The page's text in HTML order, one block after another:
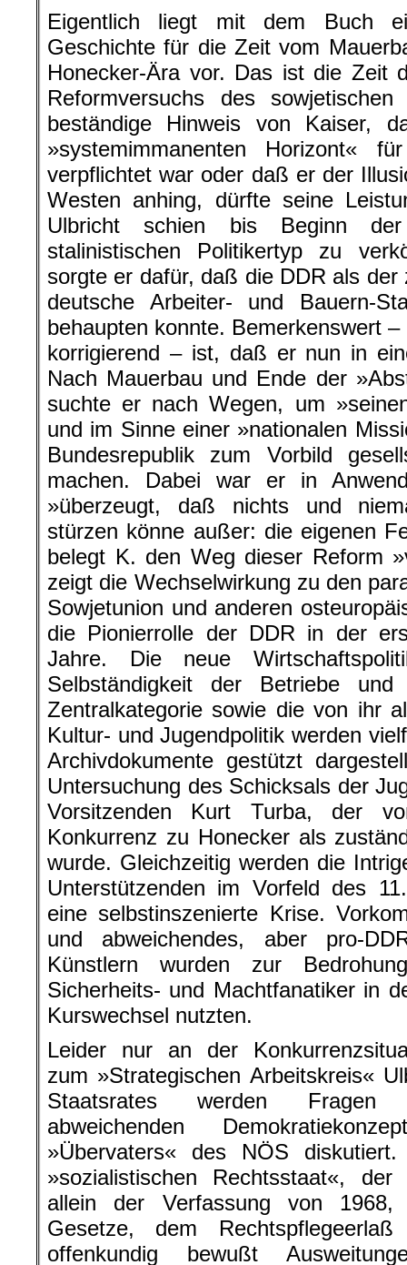
Eigentlich liegt mit dem Buch
Geschichte für die Zeit vom
Honecker-Ära vor. Das ist die Zeit
Reformversuchs des
beständige Hinweis von Kaiser,
»systemimmanenten Horizont«
verpflichtet war oder daß er der
Westen anhing, dürfte seine
Ulbricht schien bis Beginn
stalinistischen Politikertyp zu
sorgte er dafür, daß die DDR als
deutsche Arbeiter- und Bauern-
behaupten konnte. Bemerkenswert
korrigierend – ist, daß er nun in
Nach Mauerbau und Ende der
suchte er nach Wegen, um
und im Sinne einer »nationalen
Bundesrepublik zum Vorbild
machen. Dabei war er in
»überzeugt, daß nichts und
stürzen könne außer: die eigenen
belegt K. den Weg dieser Reform
zeigt die Wechselwirkung zu den
Sowjetunion und anderen
die Pionierrolle der DDR in der
Jahre. Die neue
Selbständigkeit der Betriebe
Zentralkategorie sowie die von ihr
Kultur- und Jugendpolitik werden
Archivdokumente gestützt
Untersuchung des Schicksals der
Vorsitzenden Kurt Turba, der
Konkurrenz zu Honecker als
wurde. Gleichzeitig werden die
Unterstützenden im Vorfeld des
eine selbstinszenierte Krise.
und abweichendes, aber pro-
Künstlern wurden zur
Sicherheits- und Machtfanatiker in
Kurswechsel nutzten.
Leider nur an der
zum »Strategischen Arbeitskreis«
Staatsrates werden Fragen
abweichenden
»Übervaters« des NÖS
»sozialistischen Rechtsstaat«,
allein der Verfassung von 1968,
Gesetze, dem
offenkundig bewußt